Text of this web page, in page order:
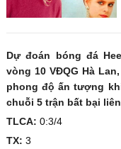
Dự đoán bóng đá
vòng 10 VĐQG Hà
phong độ ấn tượng
chuỗi 5 trận bất bại
TLCA: 0:3/4
TX: 3